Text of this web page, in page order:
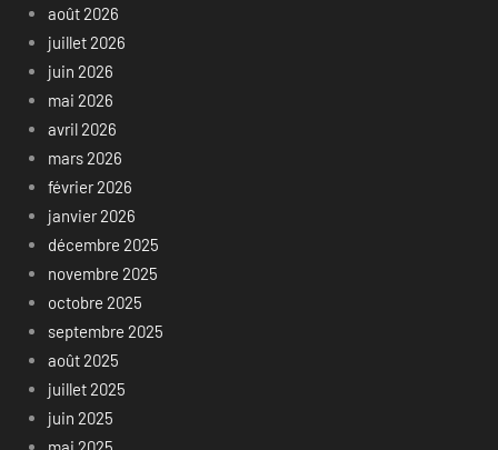
août 2026
juillet 2026
juin 2026
mai 2026
avril 2026
mars 2026
février 2026
janvier 2026
décembre 2025
novembre 2025
octobre 2025
septembre 2025
août 2025
juillet 2025
juin 2025